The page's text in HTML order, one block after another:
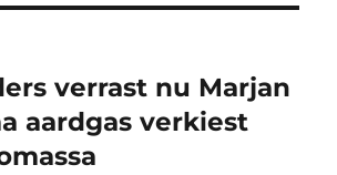
verrast nu Marjan
aardgas verkiest